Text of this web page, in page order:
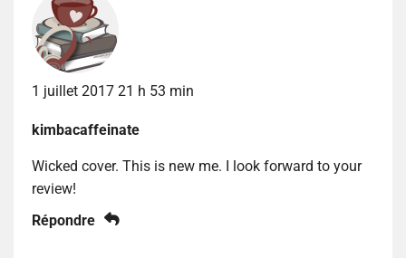
1 juillet 2017 21 h 53 min
kimbacaffeinate
Wicked cover. This is new me. I look forward to your
review!
Répondre